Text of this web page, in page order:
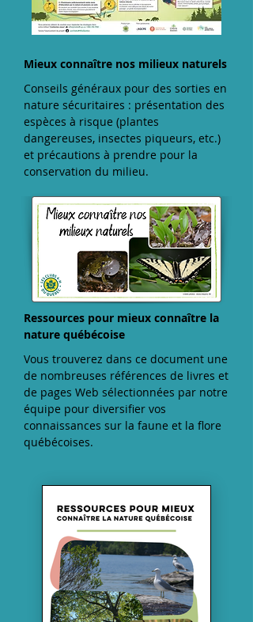
Mieux connaître nos milieux naturels
Conseils généraux pour des sorties en
nature sécuritaires : présentation des
espèces à risque (plantes
dangereuses, insectes piqueurs, etc.)
et précautions à prendre pour la
conservation du milieu.
Ressources pour mieux connaître la
nature québécoise
Vous trouverez dans ce document une
de nombreuses références de livres et
de pages Web sélectionnées par notre
équipe pour diversifier vos
connaissances sur la faune et la flore
québécoises.